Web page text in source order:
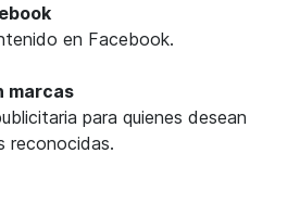
en Facebook.
marcas
para quienes desean
reconocidas.